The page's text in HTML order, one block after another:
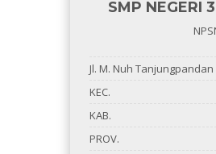
SMP NEGERI
Jl. M. Nuh Tanjungpandan
KEC.
KAB.
PROV.